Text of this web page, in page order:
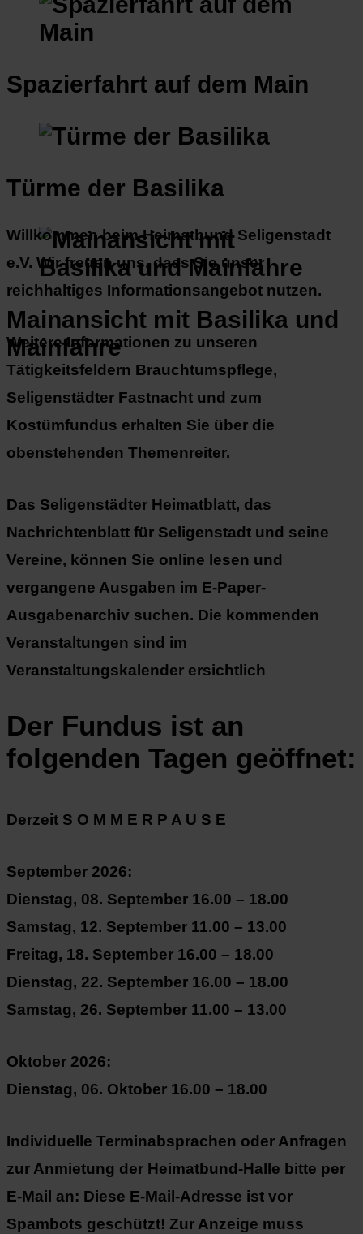
Spazierfahrt auf dem Main
Türme der Basilika
Mainansicht mit Basilika und
Mainfähre
Willkommen beim Heimatbund Seligenstadt
e.V. Wir freuen uns, dass Sie unser
reichhaltiges Informationsangebot nutzen.
Weitere Informationen zu unseren
Tätigkeitsfeldern Brauchtumspflege,
Seligenstädter Fastnacht und zum
Kostümfundus erhalten Sie über die
obenstehenden Themenreiter.
Das Seligenstädter Heimatblatt, das
Nachrichtenblatt für Seligenstadt und seine
Vereine, können Sie online lesen und
vergangene Ausgaben im E-Paper-
Ausgabenarchiv suchen. Die kommenden
Veranstaltungen sind im
Veranstaltungskalender ersichtlich
Der Fundus ist an
folgenden Tagen geöffnet:
Derzeit S O M M E R P A U S E
September 2026:
Dienstag, 08. September 16.00 – 18.00
Samstag, 12. September 11.00 – 13.00
Freitag, 18. September 16.00 – 18.00
Dienstag, 22. September 16.00 – 18.00
Samstag, 26. September 11.00 – 13.00
Oktober 2026:
Dienstag, 06. Oktober 16.00 – 18.00
Individuelle Terminabsprachen oder Anfragen
zur Anmietung der Heimatbund-Halle bitte per
E-Mail an: Diese E-Mail-Adresse ist vor
Spambots geschützt! Zur Anzeige muss